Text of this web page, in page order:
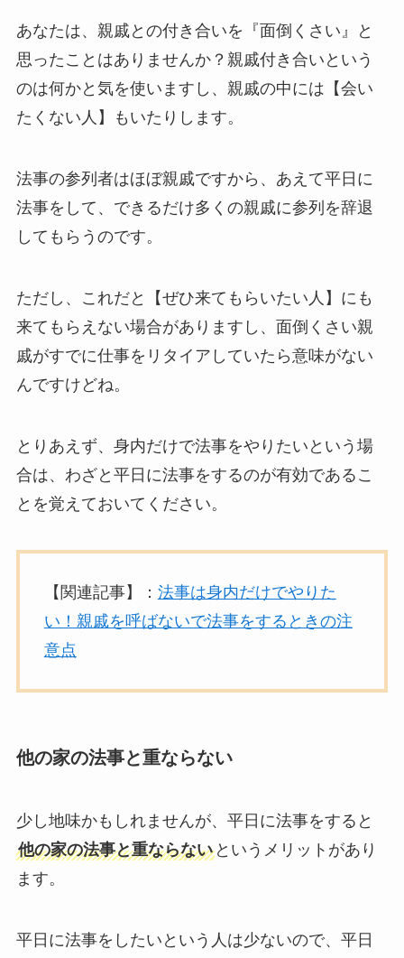
あなたは、親戚との付き合いを『面倒くさい』と
思ったことはありませんか？親戚付き合いという
のは何かと気を使いますし、親戚の中には【会い
たくない人】もいたりします。
法事の参列者はほぼ親戚ですから、あえて平日に
法事をして、できるだけ多くの親戚に参列を辞退
してもらうのです。
ただし、これだと【ぜひ来てもらいたい人】にも
来てもらえない場合がありますし、面倒くさい親
戚がすでに仕事をリタイアしていたら意味がない
んですけどね。
とりあえず、身内だけで法事をやりたいという場
合は、わざと平日に法事をするのが有効であるこ
とを覚えておいてください。
【関連記事】： 法事は身内だけでやりた
い！親戚を呼ばないで法事をするときの注
意点
他の家の法事と重ならない
少し地味かもしれませんが、平日に法事をすると
他の家の法事と重ならないというメリットがあり
ます。
平日に法事をしたいという人は少ないので、平日